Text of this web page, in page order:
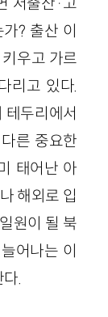
? 출산 이
우고 가르
리고 있다.
테두리에서
른 중요한
태어난 아
해외로 입
원이 될 북
어나는 이
.